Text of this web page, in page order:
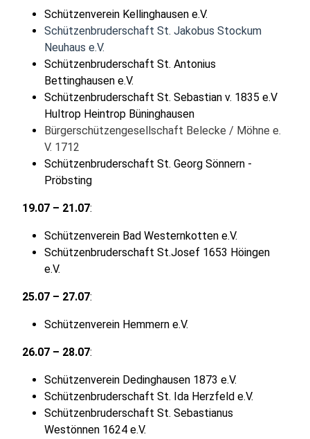
Schützenverein Kellinghausen e.V.
Schützenbruderschaft St. Jakobus Stockum
Neuhaus e.V.
Schützenbruderschaft St. Antonius
Bettinghausen e.V.
Schützenbruderschaft St. Sebastian v. 1835 e.V
Hultrop Heintrop Büninghausen
Bürgerschützengesellschaft Belecke / Möhne e.
V. 1712
Schützenbruderschaft St. Georg Sönnern -
Pröbsting
19.07 – 21.07:
Schützenverein Bad Westernkotten e.V.
Schützenbruderschaft St.Josef 1653 Höingen
e.V.
25.07 – 27.07:
Schützenverein Hemmern e.V.​
26.07 – 28.07:
Schützenverein Dedinghausen 1873 e.V.
Schützenbruderschaft St. Ida Herzfeld e.V.
Schützenbruderschaft St. Sebastianus
Westönnen 1624 e.V.